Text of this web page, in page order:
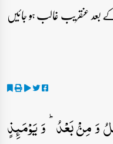
بعد عنقریب غالب ہو جائیں
وَ مِنۡۢ بَعۡدُ ؕ وَ یَوۡمَئِذٍ